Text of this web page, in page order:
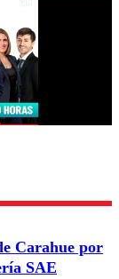
comentario
Carahue por
SAE